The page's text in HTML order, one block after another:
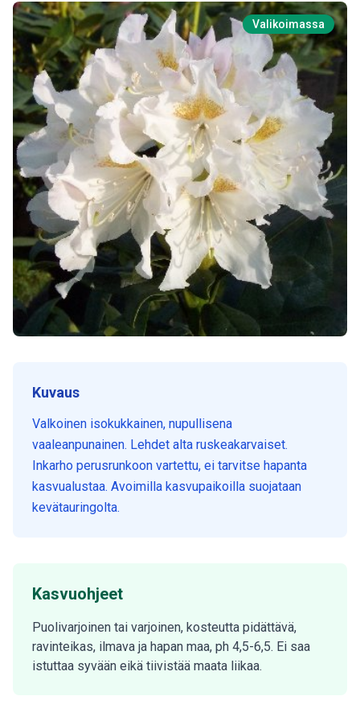
Valikoimassa
Kuvaus
Valkoinen isokukkainen, nupullisena
vaaleanpunainen. Lehdet alta ruskeakarvaiset.
Inkarho perusrunkoon vartettu, ei tarvitse hapanta
kasvualustaa. Avoimilla kasvupaikoilla suojataan
kevätauringolta.
Kasvuohjeet
Puolivarjoinen tai varjoinen, kosteutta pidättävä,
ravinteikas, ilmava ja hapan maa, ph 4,5-6,5. Ei saa
istuttaa syvään eikä tiivistää maata liikaa.